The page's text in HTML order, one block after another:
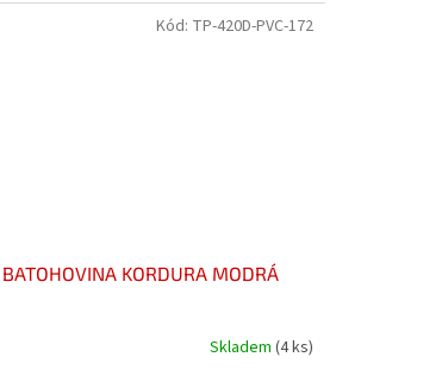
BATOHOVINA KORDURA MODRÁ
Skladem (4 ks)
Kód: TP-420D-PVC-172